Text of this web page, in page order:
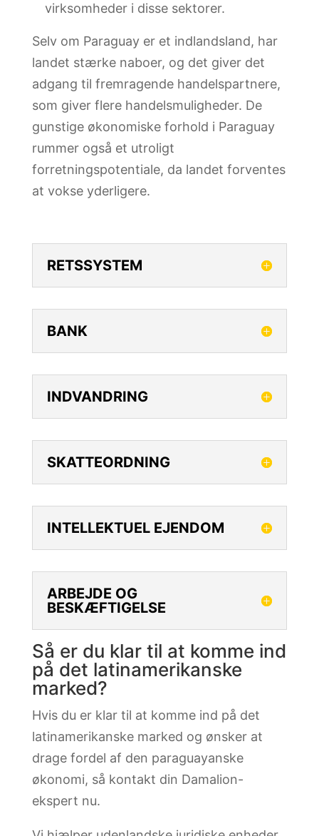
virksomheder i disse sektorer.
Selv om Paraguay er et indlandsland, har
landet stærke naboer, og det giver det
adgang til fremragende handelspartnere,
som giver flere handelsmuligheder. De
gunstige økonomiske forhold i Paraguay
rummer også et utroligt
forretningspotentiale, da landet forventes
at vokse yderligere.
RETSSYSTEM
BANK
INDVANDRING
SKATTEORDNING
INTELLEKTUEL EJENDOM
ARBEJDE OG
BESKÆFTIGELSE
Så er du klar til at komme ind
på det latinamerikanske
marked?
Hvis du er klar til at komme ind på det
latinamerikanske marked og ønsker at
drage fordel af den paraguayanske
økonomi, så kontakt din Damalion-
ekspert nu.